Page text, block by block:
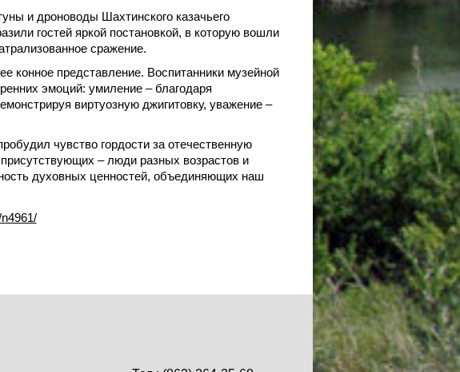
и дроноводы Шахтинского казачьего
гостей яркой постановкой, в которую вошли
сражение.
конное представление. Воспитанники музейной
эмоций: умиление – благодаря
виртуозную джигитовку, уважение –
чувство гордости за отечественную
– люди разных возрастов и
духовных ценностей, объединяющих наш